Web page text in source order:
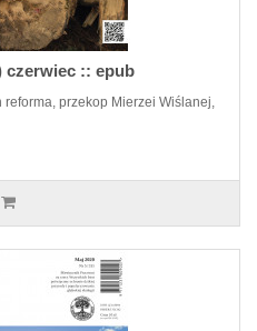
czerwiec :: epub
reforma, przekop Mierzei Wiślanej,